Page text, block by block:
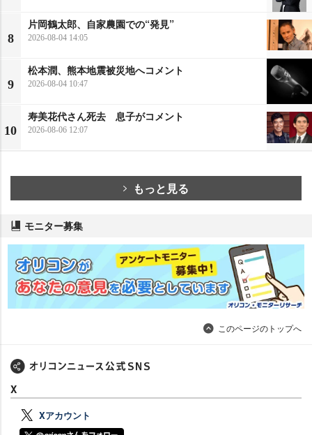
8
片岡鶴太郎、自家農園での“発見”
2026-08-04 14:05
9
松本潤、熊本地震被災地へコメント
2026-08-04 10:47
10
寿美花代さん死去 息子がコメント
2026-08-06 12:07
もっと見る
モニター募集
このページのトップへ
X
Xアカウント